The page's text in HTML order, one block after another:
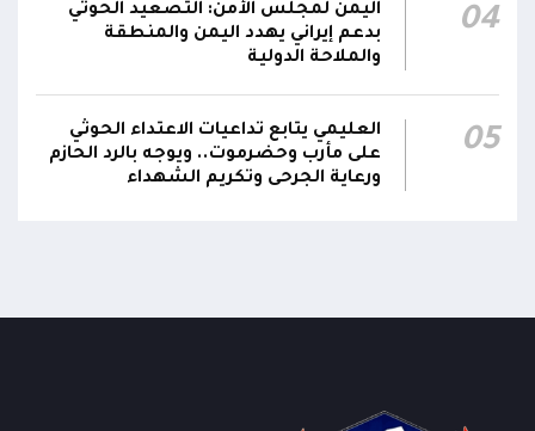
04
اليمن لمجلس الأمن: التصعيد الحوثي
بدعم إيراني يهدد اليمن والمنطقة
والملاحة الدولية
05
العليمي يتابع تداعيات الاعتداء الحوثي
على مأرب وحضرموت.. ويوجه بالرد الحازم
ورعاية الجرحى وتكريم الشهداء